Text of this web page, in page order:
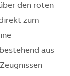
den roten
zum
aus
-